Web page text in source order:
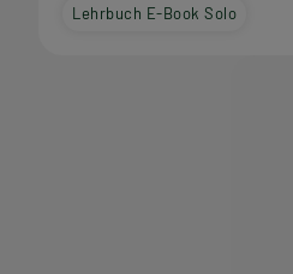
Lehrbuch E-Book Solo